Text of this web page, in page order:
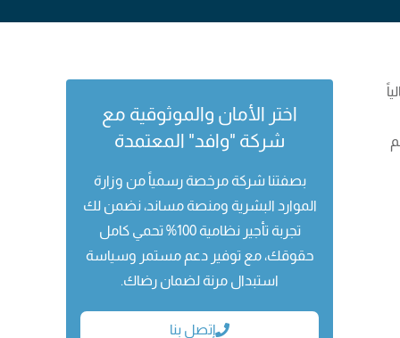
اختر الأمان والموثوقية مع
شركة "وافد" المعتمدة
بصفتنا شركة مرخصة رسمياً من وزارة
الموارد البشرية ومنصة مساند، نضمن لك
تجربة تأجير نظامية 100% تحمي كامل
حقوقك، مع توفير دعم مستمر وسياسة
استبدال مرنة لضمان رضاك.
إتصل بنا